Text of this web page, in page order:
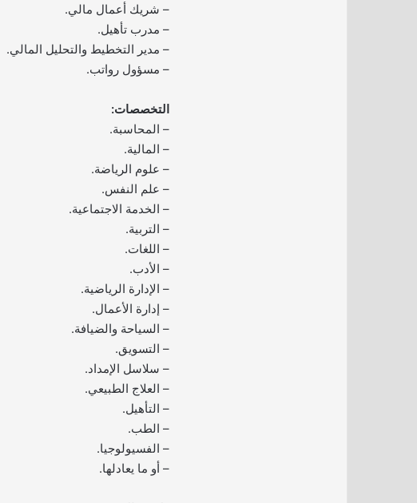
– شريك أعمال مالي.
– مدرب تأهيل.
– مدير التخطيط والتحليل المالي.
– مسؤول رواتب.
التخصصات:
– المحاسبة.
– المالية.
– علوم الرياضة.
– علم النفس.
– الخدمة الاجتماعية.
– التربية.
– اللغات.
– الأدب.
– الإدارة الرياضية.
– إدارة الأعمال.
– السياحة والضيافة.
– التسويق.
– سلاسل الإمداد.
– العلاج الطبيعي.
– التأهيل.
– الطب.
– الفسيولوجيا.
– أو ما يعادلها.